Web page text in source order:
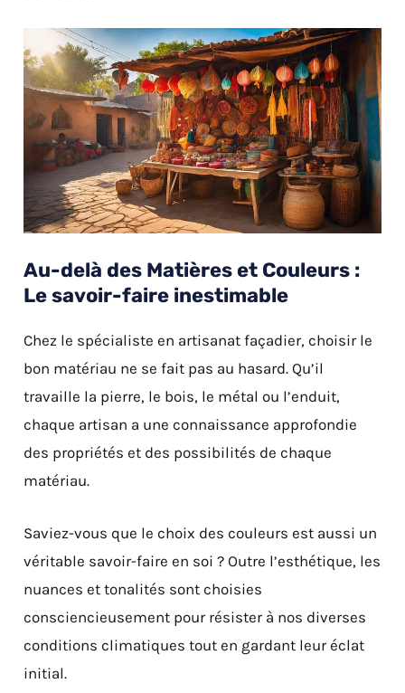
Au-delà des Matières et Couleurs :
Le savoir-faire inestimable
Chez le spécialiste en artisanat façadier, choisir le
bon matériau ne se fait pas au hasard. Qu’il
travaille la pierre, le bois, le métal ou l’enduit,
chaque artisan a une connaissance approfondie
des propriétés et des possibilités de chaque
matériau.
Saviez-vous que le choix des couleurs est aussi un
véritable savoir-faire en soi ? Outre l’esthétique, les
nuances et tonalités sont choisies
consciencieusement pour résister à nos diverses
conditions climatiques tout en gardant leur éclat
initial.